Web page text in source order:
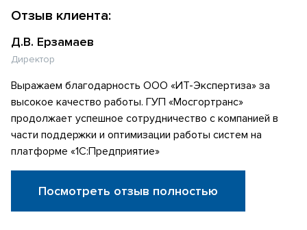
Отзыв клиента:
Д.В. Ерзамаев
Директор
Выражаем благодарность ООО «ИТ-Экспертиза» за
высокое качество работы. ГУП «Мосгортранс»
продолжает успешное сотрудничество с компанией в
части поддержки и оптимизации работы систем на
платформе «1С:Предприятие»
Посмотреть отзыв полностью